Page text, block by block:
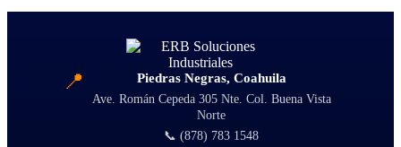
📍 Piedras Negras, Coahuila
Ave. Román Cepeda 305 Nte. Col. Buena Vista
Norte
📞 (878) 783 1548